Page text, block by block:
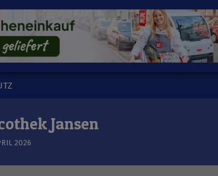
Jansen
2026